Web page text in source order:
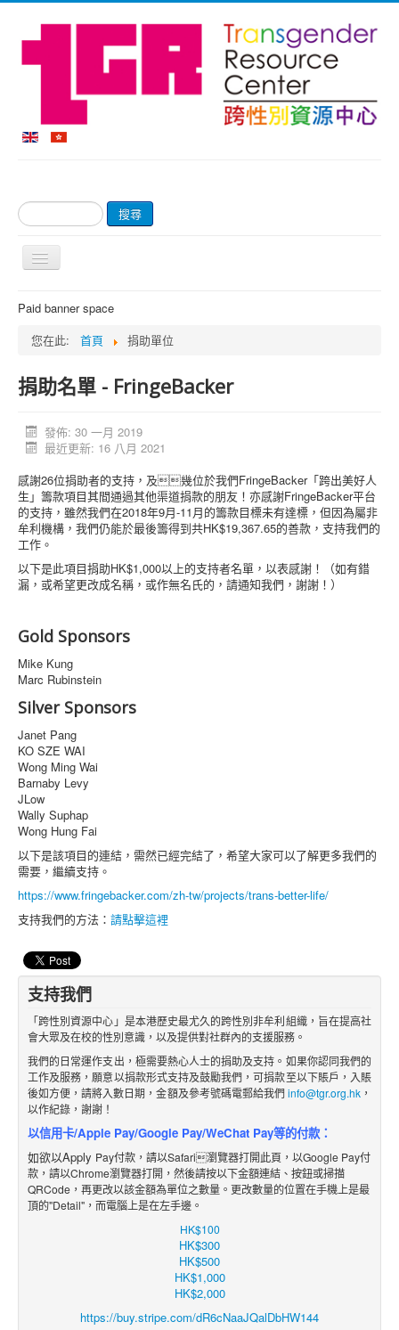
搜
尋...
搜尋
切
覽
首頁
關於我們
輔導服務
活動消息
資料庫
媒體庫
台灣專區
中國大陸專區
「跨樂園」交友平台
Paid banner space
您在此:
首頁 捐助單位
捐助名單 - FringeBacker
發佈: 30 一月 2019
最近更新: 16 八月 2021
感謝26位捐助者的支持，及幾位於我們FringeBacker「跨出美好人
生」籌款項目其間通過其他渠道捐款的朋友！亦感謝FringeBacker平台
的支持，雖然我們在2018年9月-11月的籌款目標未有達標，但因為屬非
牟利機構，我們仍能於最後籌得到共HK$19,367.65的善款，支持我們的
工作。
以下是此項目捐助HK$1,000以上的支持者名單，以表感謝！（如有錯
漏，或希望更改成名稱，或作無名氏的，請通知我們，謝謝！）
Gold Sponsors
Mike Kung
Marc Rubinstein
Silver Sponsors
Janet Pang
KO SZE WAI
Wong Ming Wai
Barnaby Levy
JLow
Wally Suphap
Wong Hung Fai
以下是該項目的連結，需然已經完結了，希望大家可以了解更多我們的
需要，繼續支持。
https://www.fringebacker.com/zh-tw/projects/trans-better-life/
支持我們的方法： 請點擊這裡
支持我們
「跨性別資源中心」是本港歷史最尤久的跨性別非牟利組織，旨在提高社
會大眾及在校的性別意識，以及提供對社群內的支援服務。
我們的日常運作支出，極需要熱心人士的捐助及支持。如果你認同我們的
工作及服務，願意以捐款形式支持及鼓勵我們，可捐款至以下賬戶，入賬
後如方便，請將入數日期，金額及參考號碼電郵給我們info@tgr.org.hk，
以作紀錄，謝謝！
以信用卡/Apple Pay/Google Pay/WeChat Pay等的付款：
如欲以Apply Pay付款，請以Safari瀏覽器打開此頁，以Google Pay付
款，請以Chrome瀏覽器打開，然後請按以下金額連結 、 按鈕或掃描
QRCode，再更改以該金額為單位之數量。更改數量的位置在手機上是最
頂的"Detail"，而電腦上是在左手邊。
HK$100
HK$300
HK$500
HK$1,000
HK$2,000
https://buy.stripe.com/dR6cNaaJQalDbHW144